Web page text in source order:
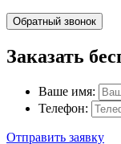
Обратный звонок
Заказать
Ваше имя:
Телефон:
Отправить заявку